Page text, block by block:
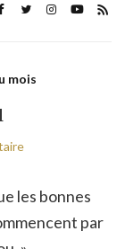
mois
les bonnes
par